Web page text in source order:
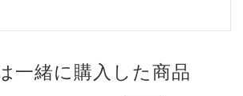
一緒に購入した商品